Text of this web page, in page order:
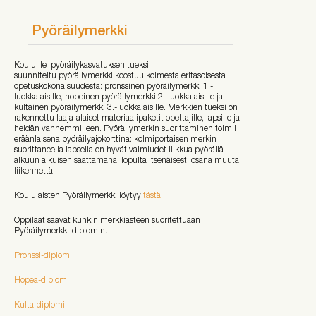
Pyöräilymerkki
Kouluille pyöräilykasvatuksen tueksi
suunniteltu pyöräilymerkki koostuu kolmesta eritasoisesta
opetuskokonaisuudesta: pronssinen pyöräilymerkki 1.-
luokkalaisille, hopeinen pyöräilymerkki 2.-luokkalaisille ja
kultainen pyöräilymerkki 3.-luokkalaisille. Merkkien tueksi on
rakennettu laaja-alaiset materiaalipaketit opettajille, lapsille ja
heidän vanhemmilleen. Pyöräilymerkin suorittaminen toimii
eräänlaisena pyöräilyajokorttina: kolmiportaisen merkin
suorittaneella lapsella on hyvät valmiudet liikkua pyörällä
alkuun aikuisen saattamana, lopulta itsenäisesti osana muuta
liikennettä.
Koululaisten Pyöräilymerkki löytyy tästä.
Oppilaat saavat kunkin merkkiasteen suoritettuaan
Pyöräilymerkki-diplomin.
Pronssi-diplomi
Hopea-diplomi
Kulta-diplomi